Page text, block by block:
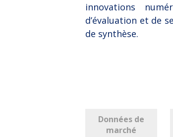
innovations
d’évaluation et de
de synthèse.
Données de
marché